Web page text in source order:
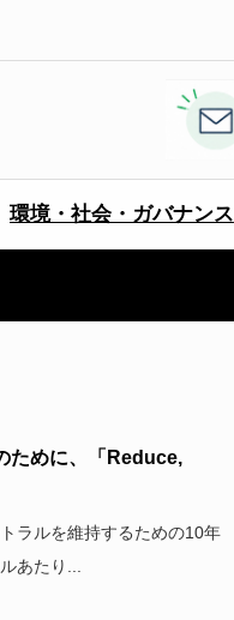
環境・社会・ガバナンス
ために、「Reduce,
ラルを維持するための10年
あたり...